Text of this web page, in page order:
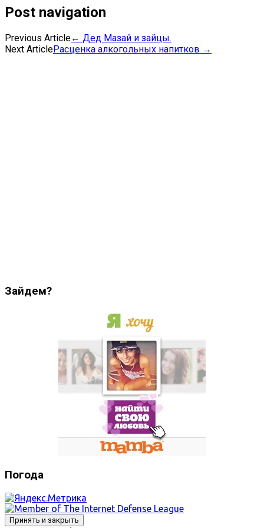
Post navigation
Previous Article← Дед Мазай и зайцы.
Next ArticleРасценка алкогольных напитков →
Зайдем?
Погода